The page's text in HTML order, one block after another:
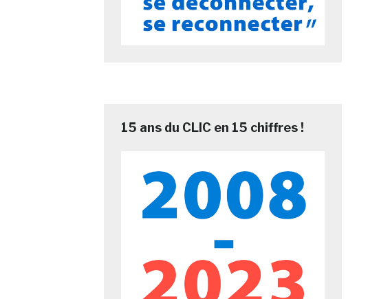
15 ans du CLIC en 15 chiffres !